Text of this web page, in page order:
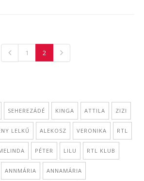
1 2
SEHEREZÁDÉ KINGA ATTILA ZIZI
LELKŰ ALEKOSZ VERONIKA RTL
PÉTER LILU RTL KLUB
ANNMÁRIA ANNAMÁRIA